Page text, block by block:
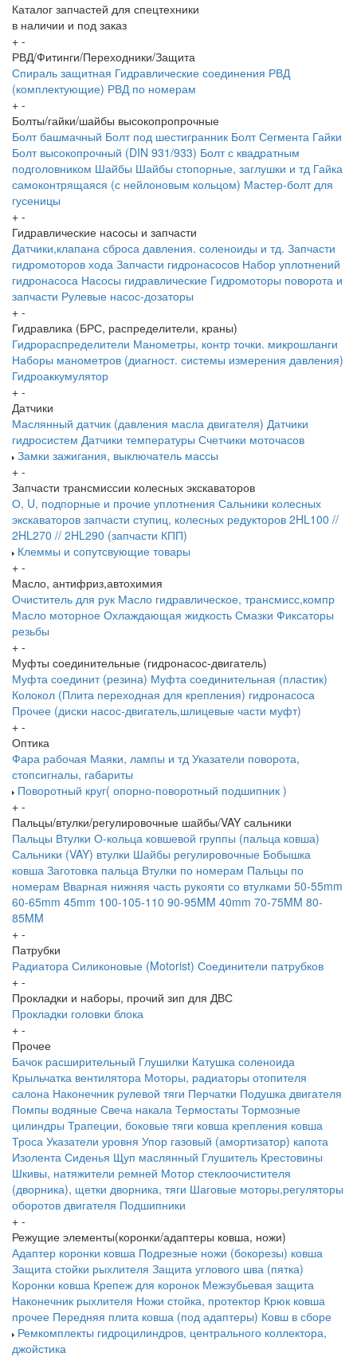
Каталог запчастей для спецтехники
в наличии и под заказ
+ -
РВД/Фитинги/Переходники/Защита
Спираль защитная Гидравлические соединения РВД
(комплектующие) РВД по номерам
+ -
Болты/гайки/шайбы высокопропрочные
Болт башмачный Болт под шестигранник Болт Сегмента Гайки
Болт высокопрочный (DIN 931/933) Болт с квадратным
подголовником Шайбы Шайбы стопорные, заглушки и тд Гайка
самоконтрящаяся (с нейлоновым кольцом) Мастер-болт для
гусеницы
+ -
Гидравлические насосы и запчасти
Датчики,клапана сброса давления. соленоиды и тд. Запчасти
гидромоторов хода Запчасти гидронасосов Набор уплотнений
гидронасоса Насосы гидравлические Гидромоторы поворота и
запчасти Рулевые насос-дозаторы
+ -
Гидравлика (БРС, распределители, краны)
Гидрораспределители Манометры, контр точки. микрошланги
Наборы манометров (диагност. системы измерения давления)
Гидроаккумулятор
+ -
Датчики
Маслянный датчик (давления масла двигателя) Датчики
гидросистем Датчики температуры Счетчики моточасов
Замки зажигания, выключатель массы
+ -
Запчасти трансмиссии колесных экскаваторов
О, U, подпорные и прочие уплотнения Сальники колесных
экскаваторов запчасти ступиц, колесных редукторов 2HL100 //
2HL270 // 2HL290 (запчасти КПП)
Клеммы и сопутсвующие товары
+ -
Масло, антифриз,автохимия
Очиститель для рук Масло гидравлическое, трансмисс,компр
Масло моторное Охлаждающая жидкость Смазки Фиксаторы
резьбы
+ -
Муфты соединительные (гидронасос-двигатель)
Муфта соединит (резина) Муфта соединительная (пластик)
Колокол (Плита переходная для крепления) гидронасоса
Прочее (диски насос-двигатель,шлицевые части муфт)
+ -
Оптика
Фара рабочая Маяки, лампы и тд Указатели поворота,
стопсигналы, габариты
Поворотный круг( опорно-поворотный подшипник )
+ -
Пальцы/втулки/регулировочные шайбы/VAY сальники
Пальцы Втулки О-кольца ковшевой группы (пальца ковша)
Сальники (VAY) втулки Шайбы регулировочные Бобышка
ковша Заготовка пальца Втулки по номерам Пальцы по
номерам Вварная нижняя часть рукояти со втулками 50-55mm
60-65mm 45mm 100-105-110 90-95MM 40mm 70-75MM 80-
85MM
+ -
Патрубки
Радиатора Силиконовые (Motorist) Соединители патрубков
+ -
Прокладки и наборы, прочий зип для ДВС
Прокладки головки блока
+ -
Прочее
Бачок расширительный Глушилки Катушка соленоида
Крыльчатка вентилятора Моторы, радиаторы отопителя
салона Наконечник рулевой тяги Перчатки Подушка двигателя
Помпы водяные Свеча накала Термостаты Тормозные
цилиндры Трапеции, боковые тяги ковша крепления ковша
Троса Указатели уровня Упор газовый (амортизатор) капота
Изолента Сиденья Щуп маслянный Глушитель Крестовины
Шкивы, натяжители ремней Мотор стеклоочистителя
(дворника), щетки дворника, тяги Шаговые моторы,регуляторы
оборотов двигателя Подшипники
+ -
Режущие элементы(коронки/адаптеры ковша, ножи)
Адаптер коронки ковша Подрезные ножи (бокорезы) ковша
Защита стойки рыхлителя Защита углового шва (пятка)
Коронки ковша Крепеж для коронок Межзубьевая защита
Наконечник рыхлителя Ножи стойка, протектор Крюк ковша
прочее Передняя плита ковша (под адаптеры) Ковш в сборе
Ремкомплекты гидроцилиндров, центрального коллектора,
джойстика